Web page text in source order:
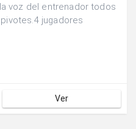
voz del entrenador todos
jugadores
Ver